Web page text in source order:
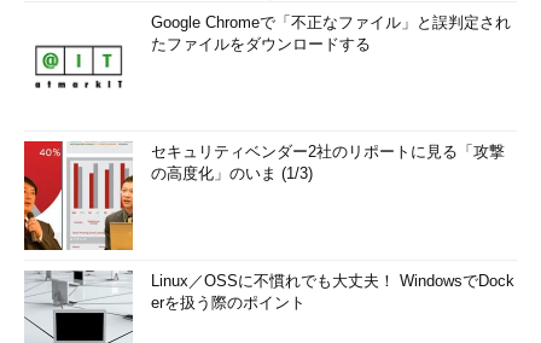
Google Chromeで「不正なファイル」と誤判定され
たファイルをダウンロードする
セキュリティベンダー2社のリポートに見る「攻撃
の高度化」のいま (1/3)
Linux／OSSに不慣れでも大丈夫！ WindowsでDock
erを扱う際のポイント